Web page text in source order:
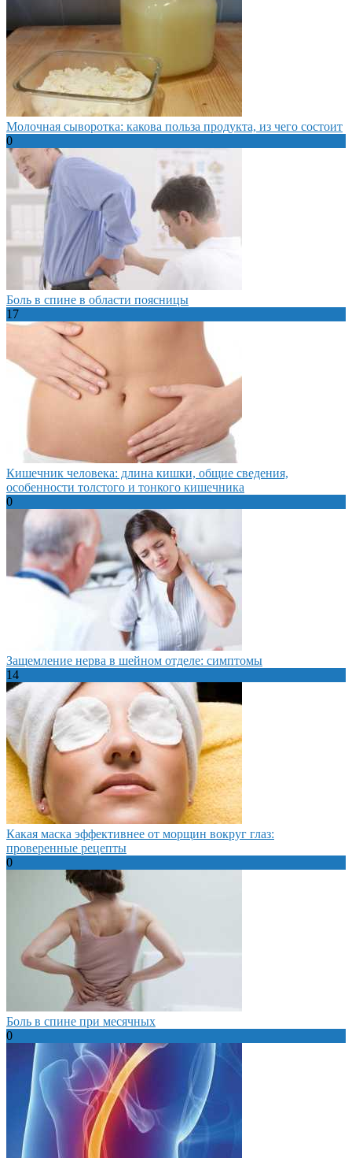
Молочная сыворотка: какова польза продукта, из чего состоит
0
Боль в спине в области поясницы
17
Кишечник человека: длина кишки, общие сведения,
особенности толстого и тонкого кишечника
0
Защемление нерва в шейном отделе: симптомы
14
Какая маска эффективнее от морщин вокруг глаз:
проверенные рецепты
0
Боль в спине при месячных
0